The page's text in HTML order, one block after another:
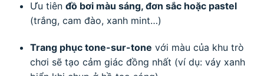
Ưu tiên đồ bơi màu sáng, đơn sắc hoặc pastel
(trắng, cam đào, xanh mint…)
Trang phục tone-sur-tone với màu của khu trò
chơi sẽ tạo cảm giác đồng nhất (ví dụ: váy xanh